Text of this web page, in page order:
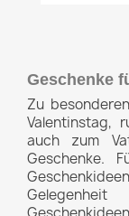
Geschenke
Zu
Valentinstag,
auch zum
Geschenke.